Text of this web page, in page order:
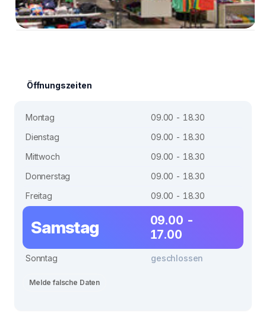
Öffnungszeiten
Montag
09.00 - 18.30
Dienstag
09.00 - 18.30
Mittwoch
09.00 - 18.30
Donnerstag
09.00 - 18.30
Freitag
09.00 - 18.30
Samstag
09.00 -
17.00
Sonntag geschlossen
Melde falsche Daten